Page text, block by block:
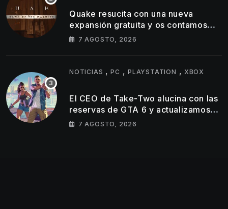
Quake resucita con una nueva
expansión gratuita y os contamos
todos los detalles
7 AGOSTO, 2026
NOTICIAS ,PC ,PLAYSTATION , XBOX
El CEO de Take-Two alucina con las
reservas de GTA 6 y actualizamos
cifra de ventas de GTA 5
7 AGOSTO, 2026